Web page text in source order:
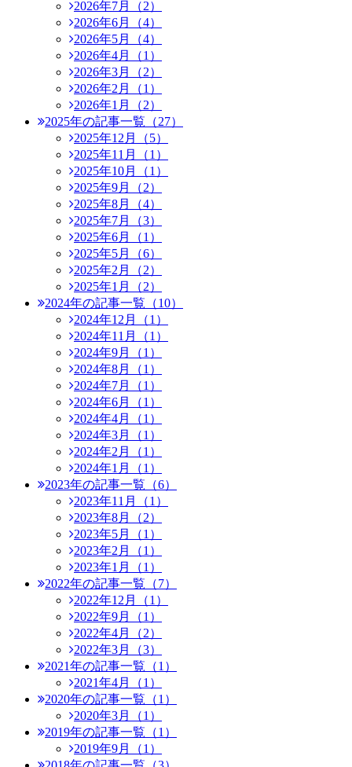
2026年7月（2）
2026年6月（4）
2026年5月（4）
2026年4月（1）
2026年3月（2）
2026年2月（1）
2026年1月（2）
2025年の記事一覧（27）
2025年12月（5）
2025年11月（1）
2025年10月（1）
2025年9月（2）
2025年8月（4）
2025年7月（3）
2025年6月（1）
2025年5月（6）
2025年2月（2）
2025年1月（2）
2024年の記事一覧（10）
2024年12月（1）
2024年11月（1）
2024年9月（1）
2024年8月（1）
2024年7月（1）
2024年6月（1）
2024年4月（1）
2024年3月（1）
2024年2月（1）
2024年1月（1）
2023年の記事一覧（6）
2023年11月（1）
2023年8月（2）
2023年5月（1）
2023年2月（1）
2023年1月（1）
2022年の記事一覧（7）
2022年12月（1）
2022年9月（1）
2022年4月（2）
2022年3月（3）
2021年の記事一覧（1）
2021年4月（1）
2020年の記事一覧（1）
2020年3月（1）
2019年の記事一覧（1）
2019年9月（1）